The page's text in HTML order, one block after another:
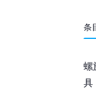
条
螺
具